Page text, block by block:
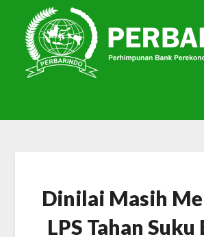
content
Dinilai Masih
LPS Tahan Suku